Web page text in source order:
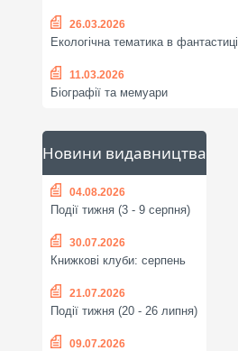
26.03.2026
Екологічна тематика в фантастиці
11.03.2026
Біографії та мемуари
Новини видавництва
04.08.2026
Події тижня (3 - 9 серпня)
30.07.2026
Книжкові клуби: серпень
21.07.2026
Події тижня (20 - 26 липня)
09.07.2026